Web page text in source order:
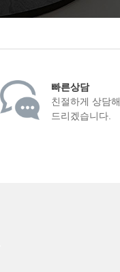
빠른상담
친절하게 상담해
드리겠습니다.